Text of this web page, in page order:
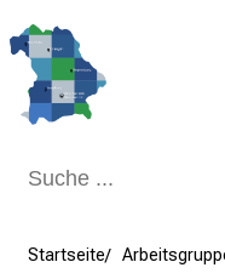
Startseite